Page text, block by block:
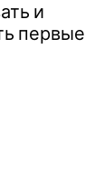
и
первые